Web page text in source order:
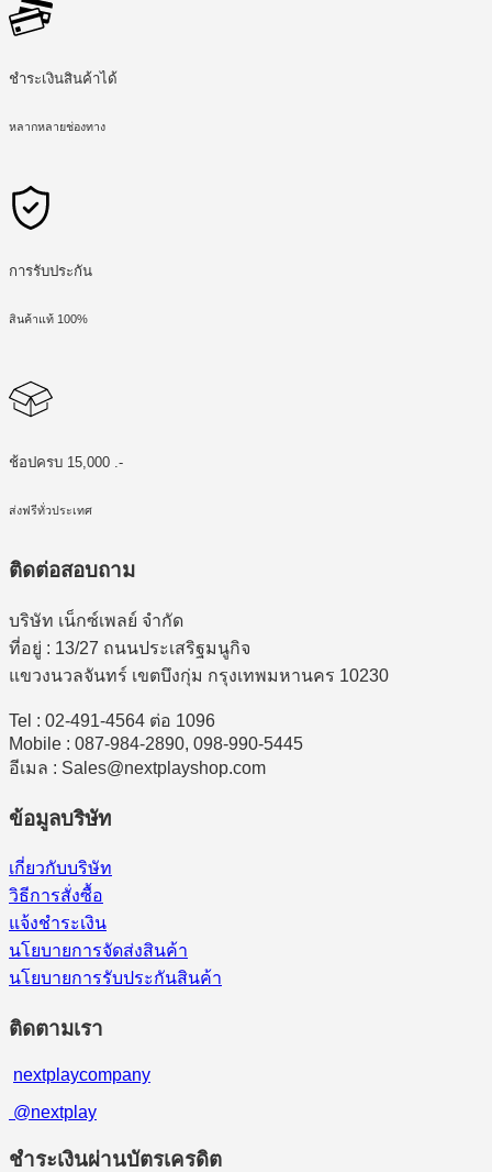
ชำระเงินสินค้าได้
หลากหลายช่องทาง
การรับประกัน
สินค้าแท้ 100%
ช้อปครบ 15,000 .-
ส่งฟรีทั่วประเทศ
ติดต่อสอบถาม
บริษัท เน็กซ์เพลย์ จำกัด
ที่อยู่ : 13/27 ถนนประเสริฐมนูกิจ
แขวงนวลจันทร์ เขตบึงกุ่ม กรุงเทพมหานคร 10230
Tel : 02-491-4564 ต่อ 1096
Mobile : 087-984-2890, 098-990-5445
อีเมล : Sales@nextplayshop.com
ข้อมูลบริษัท
เกี่ยวกับบริษัท
วิธีการสั่งซื้อ
แจ้งชำระเงิน
นโยบายการจัดส่งสินค้า
นโยบายการรับประกันสินค้า
ติดตามเรา
nextplaycompany
@nextplay
ชำระเงินผ่านบัตรเครดิต